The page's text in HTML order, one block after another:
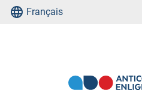
Français